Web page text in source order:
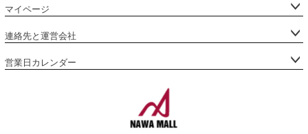
マイページ
連絡先と運営会社
営業日カレンダー